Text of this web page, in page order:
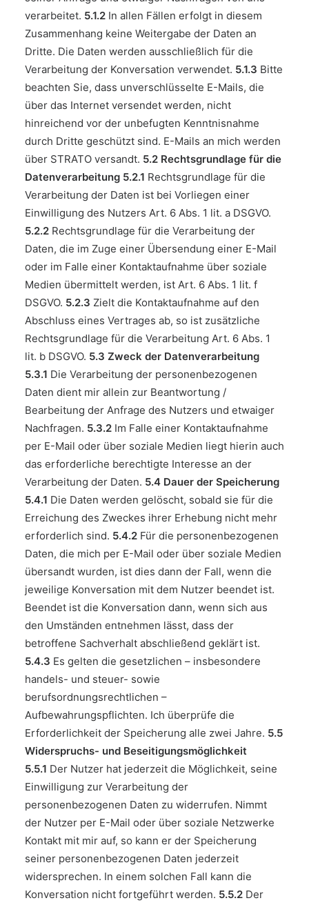
verarbeitet. 5.1.2 In allen Fällen erfolgt in diesem
Zusammenhang keine Weitergabe der Daten an
Dritte. Die Daten werden ausschließlich für die
Verarbeitung der Konversation verwendet. 5.1.3 Bitte
beachten Sie, dass unverschlüsselte E-Mails, die
über das Internet versendet werden, nicht
hinreichend vor der unbefugten Kenntnisnahme
durch Dritte geschützt sind. E-Mails an mich werden
über STRATO versandt. 5.2 Rechtsgrundlage für die
Datenverarbeitung 5.2.1 Rechtsgrundlage für die
Verarbeitung der Daten ist bei Vorliegen einer
Einwilligung des Nutzers Art. 6 Abs. 1 lit. a DSGVO.
5.2.2 Rechtsgrundlage für die Verarbeitung der
Daten, die im Zuge einer Übersendung einer E-Mail
oder im Falle einer Kontaktaufnahme über soziale
Medien übermittelt werden, ist Art. 6 Abs. 1 lit. f
DSGVO. 5.2.3 Zielt die Kontaktaufnahme auf den
Abschluss eines Vertrages ab, so ist zusätzliche
Rechtsgrundlage für die Verarbeitung Art. 6 Abs. 1
lit. b DSGVO. 5.3 Zweck der Datenverarbeitung
5.3.1 Die Verarbeitung der personenbezogenen
Daten dient mir allein zur Beantwortung /
Bearbeitung der Anfrage des Nutzers und etwaiger
Nachfragen. 5.3.2 Im Falle einer Kontaktaufnahme
per E-Mail oder über soziale Medien liegt hierin auch
das erforderliche berechtigte Interesse an der
Verarbeitung der Daten. 5.4 Dauer der Speicherung
5.4.1 Die Daten werden gelöscht, sobald sie für die
Erreichung des Zweckes ihrer Erhebung nicht mehr
erforderlich sind. 5.4.2 Für die personenbezogenen
Daten, die mich per E-Mail oder über soziale Medien
übersandt wurden, ist dies dann der Fall, wenn die
jeweilige Konversation mit dem Nutzer beendet ist.
Beendet ist die Konversation dann, wenn sich aus
den Umständen entnehmen lässt, dass der
betroffene Sachverhalt abschließend geklärt ist.
5.4.3 Es gelten die gesetzlichen – insbesondere
handels- und steuer- sowie
berufsordnungsrechtlichen –
Aufbewahrungspflichten. Ich überprüfe die
Erforderlichkeit der Speicherung alle zwei Jahre. 5.5
Widerspruchs- und Beseitigungsmöglichkeit
5.5.1 Der Nutzer hat jederzeit die Möglichkeit, seine
Einwilligung zur Verarbeitung der
personenbezogenen Daten zu widerrufen. Nimmt
der Nutzer per E-Mail oder über soziale Netzwerke
Kontakt mit mir auf, so kann er der Speicherung
seiner personenbezogenen Daten jederzeit
widersprechen. In einem solchen Fall kann die
Konversation nicht fortgeführt werden. 5.5.2 Der